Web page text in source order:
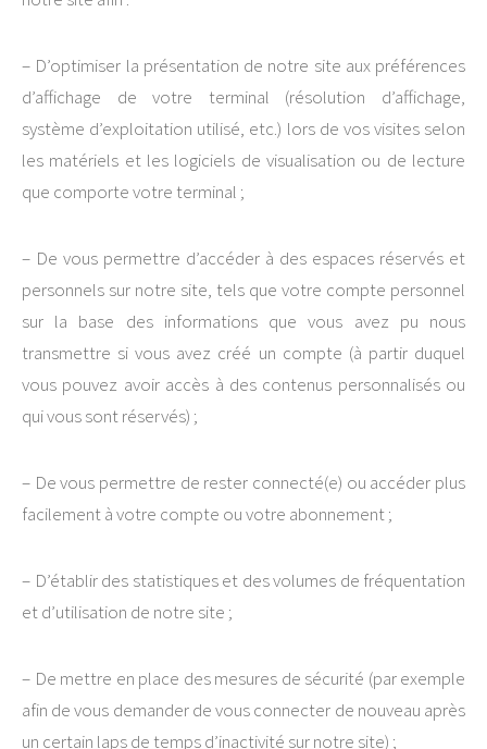
– D’optimiser la présentation de notre site aux préférences
d’affichage de votre terminal (résolution d’affichage,
système d’exploitation utilisé, etc.) lors de vos visites selon
les matériels et les logiciels de visualisation ou de lecture
que comporte votre terminal ;
– De vous permettre d’accéder à des espaces réservés et
personnels sur notre site, tels que votre compte personnel
sur la base des informations que vous avez pu nous
transmettre si vous avez créé un compte (à partir duquel
vous pouvez avoir accès à des contenus personnalisés ou
qui vous sont réservés) ;
– De vous permettre de rester connecté(e) ou accéder plus
facilement à votre compte ou votre abonnement ;
– D’établir des statistiques et des volumes de fréquentation
et d’utilisation de notre site ;
– De mettre en place des mesures de sécurité (par exemple
afin de vous demander de vous connecter de nouveau après
un certain laps de temps d’inactivité sur notre site) ;